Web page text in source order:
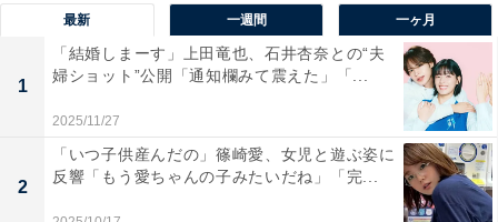
最新 一週間 一ヶ月
1
「結婚しまーす」上田竜也、石井杏奈との“夫
婦ショット”公開「通知欄みて震えた」「...
2025/11/27
2
「いつ子供産んだの」篠崎愛、女児と遊ぶ姿に
反響「もう愛ちゃんの子みたいだね」「完...